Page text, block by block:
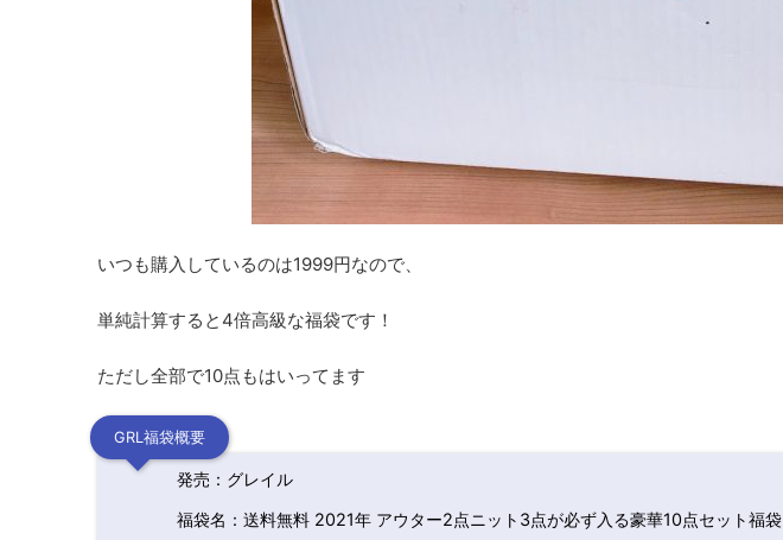
いつも購入しているのは1999円なので、
単純計算すると4倍高級な福袋です！
ただし全部で10点もはいってます
GRL福袋概要
発売：グレイル
福袋名：送料無料 2021年 アウター2点ニット3点が必ず入る豪華10点セット福袋